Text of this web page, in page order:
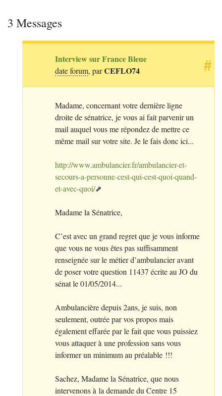
3 Messages
#
Interview sur France Bleue
date forum, parCEFLO74
Madame, concernant votre dernière ligne
droite de sénatrice, je vous ai fait parvenir un
mail auquel vous me répondez de mettre ce
même mail sur votre site. Je le fais donc ici...
http://www.ambulancier.fr/ambulancier-et-
secours-a-personne-cest-qui-cest-quoi-quand-
et-avec-quoi/
Madame la Sénatrice,
C’est avec un grand regret que je vous informe
que vous ne vous êtes pas suffisamment
renseignée sur le métier d’ambulancier avant
de poser votre question 11437 écrite au JO du
sénat le 01/05/2014...
Ambulancière depuis 2ans, je suis, non
seulement, outrée par vos propos mais
également effarée par le fait que vous puissiez
vous attaquer à une profession sans vous
informer un minimum au préalable !!!
Sachez, Madame la Sénatrice, que nous
intervenons à la demande du Centre 15